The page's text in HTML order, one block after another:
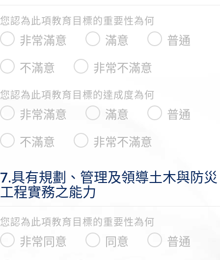
您認為此項教育目標的重要性為何
非常滿意 滿意
普通
不滿意
非常不滿意
您認為此項教育目標的達成度為何
非常滿意 滿意
普通
不滿意
非常不滿意
7.具有規劃、管理及領導土木與防災
工程實務之能力
您認為此項教育目標的重要性為何
非常同意 同意
普通